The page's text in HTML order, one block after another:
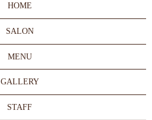
HOME
SALON
MENU
GALLERY
STAFF